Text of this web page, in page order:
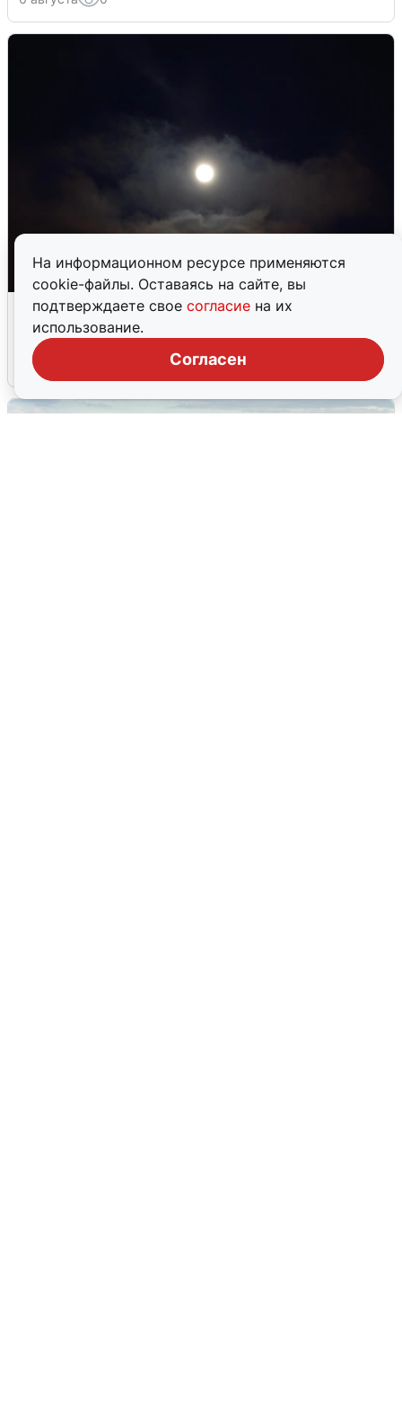
На информационном ресурсе применяются
cookie-файлы. Оставаясь на сайте, вы
подтверждаете свое согласие на их
использование.
Согласен
Взрывы в Воронеже после сигнала
тревоги
5 августа